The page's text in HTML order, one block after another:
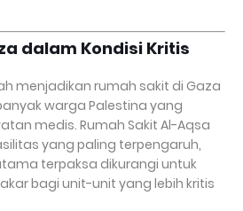
dalam Kondisi Kritis
menjadikan rumah sakit di Gaza
warga Palestina yang
medis. Rumah Sakit Al-Aqsa
yang paling terpengaruh,
terpaksa dikurangi untuk
bagi unit-unit yang lebih kritis